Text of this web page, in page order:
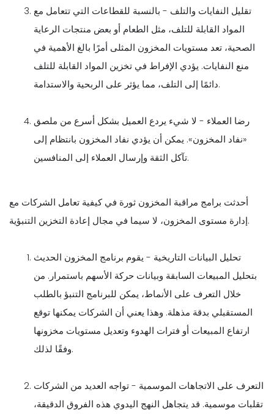
تقليل النفايات والتلف - بالنسبة للقطاعات التي تتعامل مع
المواد القابلة للتلف، مثل الطعام أو بعض منتجات الرعاية
الصحية، تعد مستويات المخزون المثلى أمرًا بالغ الأهمية في
منع النفايات. يؤدي الإفراط في تخزين المواد القابلة للتلف
دائمًا إلى التلف، مما يؤثر على الربحية والاستدامة.
رضا العملاء - لا شيء يردع العميل بشكل أسرع من ملصق
«نفاد المخزون». يمكن أن يؤدي نفاد المخزون بانتظام إلى
تآكل الثقة وإرسال العملاء إلى المنافسين.
أحدثت برامج مراقبة المخزون ثورة في كيفية تعامل الشركات مع
إدارة مستوى المخزون، لا سيما في مجال إعادة التخزين التنبؤية.
تحليل البيانات التاريخية - يقوم برنامج المخزون الحديث
بتحليل المبيعات السابقة وبيانات حركة الأسهم باستمرار. من
خلال التعرف على الأنماط، يمكن للبرنامج التنبؤ بالطلب
المستقبلي بدقة مذهلة. وهذا يعني أن الشركات يمكنها توقع
ارتفاع المبيعات أو فترات الهدوء وتعديل مستويات مخزونها
وفقًا لذلك.
التعرف على الاتجاهات الموسمية - تواجه العديد من الشركات
تقلبات موسمية. قد يتجاهل النهج اليدوي هذه الفروق الدقيقة،